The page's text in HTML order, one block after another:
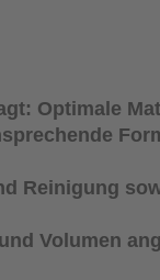
Optimale
Reinigung
Volumen